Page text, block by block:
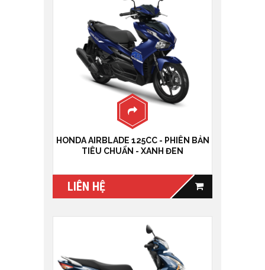
HONDA AIRBLADE 125CC - PHIÊN BẢN
TIÊU CHUẨN - XANH ĐEN
LIÊN HỆ